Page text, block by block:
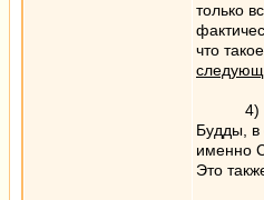
только
что
4)
Будды, в
именно
Это